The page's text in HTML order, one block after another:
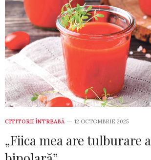
CITITORII ÎNTREABĂ 12 OCTOMBRIE 2025
„Fiica mea are tulburare